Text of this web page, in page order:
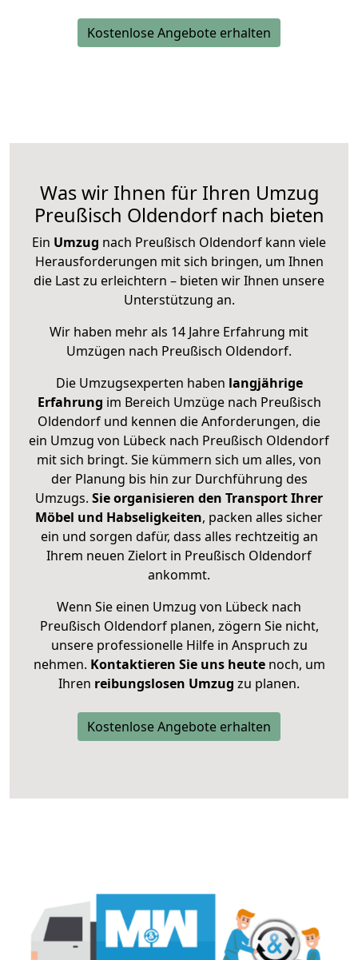
Kostenlose Angebote erhalten
Was wir Ihnen für Ihren Umzug
Preußisch Oldendorf nach bieten
Ein Umzug nach Preußisch Oldendorf kann viele
Herausforderungen mit sich bringen, um Ihnen
die Last zu erleichtern – bieten wir Ihnen unsere
Unterstützung an.
Wir haben mehr als 14 Jahre Erfahrung mit
Umzügen nach Preußisch Oldendorf.
Die Umzugsexperten haben langjährige
Erfahrung im Bereich Umzüge nach Preußisch
Oldendorf und kennen die Anforderungen, die
ein Umzug von Lübeck nach Preußisch Oldendorf
mit sich bringt. Sie kümmern sich um alles, von
der Planung bis hin zur Durchführung des
Umzugs. Sie organisieren den Transport Ihrer
Möbel und Habseligkeiten, packen alles sicher
ein und sorgen dafür, dass alles rechtzeitig an
Ihrem neuen Zielort in Preußisch Oldendorf
ankommt.
Wenn Sie einen Umzug von Lübeck nach
Preußisch Oldendorf planen, zögern Sie nicht,
unsere professionelle Hilfe in Anspruch zu
nehmen. Kontaktieren Sie uns heutenoch, um
Ihren reibungslosen Umzug zu planen.
Kostenlose Angebote erhalten